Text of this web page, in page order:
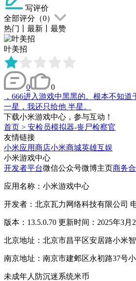
写评价
全部评分（0）
热门
最新 最赞
叶美招
0
0
，666进入游戏中黑黑的。根本不知
一星，我还只给他 半星。
下载小米游戏中心，参与互动！
首页 > 安检员模拟器-丧尸检察官
友情链接
小米应用商店小米商城英雄互娱
小米游戏中心
开发者平台微信公众号微博主页商务
应用名称：小米游戏中心
开发者：北京瓦力网络科技有限公司
版本：13.5.0.70 更新时间：2025年3月
北京地址：北京市昌平区安居路小米
南京地址：南京市建邺区永初路37号
未成年人防沉迷系统米币